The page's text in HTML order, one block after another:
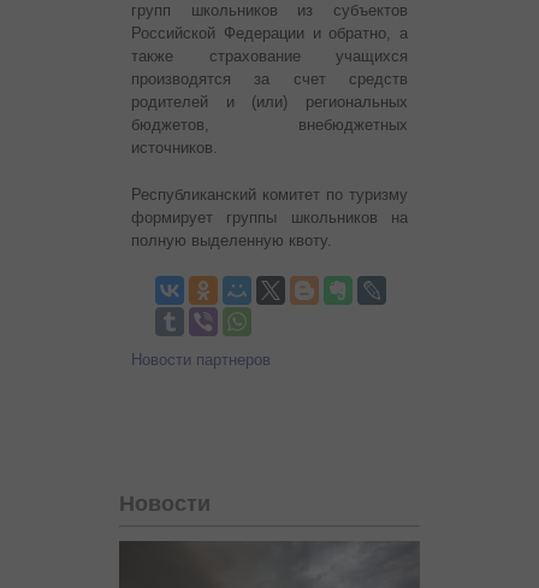
групп школьников из субъектов
Российской Федерации и обратно, а
также страхование учащихся
производятся за счет средств
родителей и (или) региональных
бюджетов, внебюджетных
источников.
Республиканский комитет по туризму
формирует группы школьников на
полную выделенную квоту.
Новости партнеров
Новости